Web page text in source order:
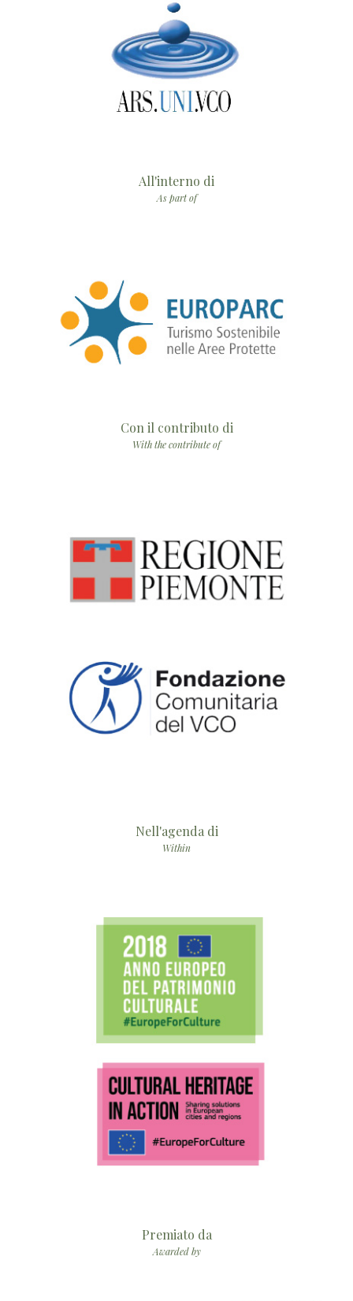
All'interno di
As part of
Con il contributo di
With the contribute of
Nell'agenda di
Within
Premiato da
Awarded by